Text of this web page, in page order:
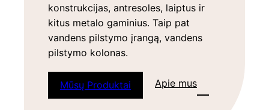
konstrukcijas, antresoles, laiptus ir
kitus metalo gaminius. Taip pat
vandens pilstymo įrangą, vandens
pilstymo kolonas.
Mūsų Produktai Apie mus